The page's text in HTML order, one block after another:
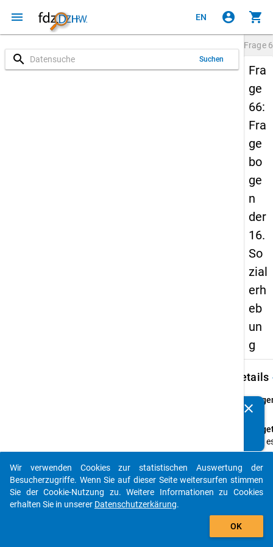
menu EN account_circle shopping_cart
search Suchen
Frage
Fra
ge
66:
Fra
ge
bo
ge
n
der
16.
So
zial
erh
eb
un
g
Details
66
Gibt
nein
clear
auto_stories
add_shopping_cart
Wir verwenden Cookies zur statistischen Auswertung der
Besucherzugriffe. Wenn Sie auf dieser Seite weitersurfen stimmen
Sie der Cookie-Nutzung zu. Weitere Informationen zu Cookies
erhalten Sie in unserer Datenschutzerkärung.
OK